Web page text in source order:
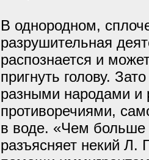
В однородном,
разрушительная
распознается и
пригнуть голову.
разными народами и
противоречиями,
в воде. «Чем больше
разъясняет некий Л.